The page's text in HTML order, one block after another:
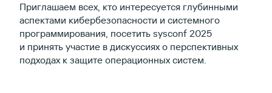
Приглашаем всех, кто интересуется глубинными
аспектами кибербезопасности и системного
программирования, посетить sysconf 2025
и принять участие в дискуссиях о перспективных
подходах к защите операционных систем.